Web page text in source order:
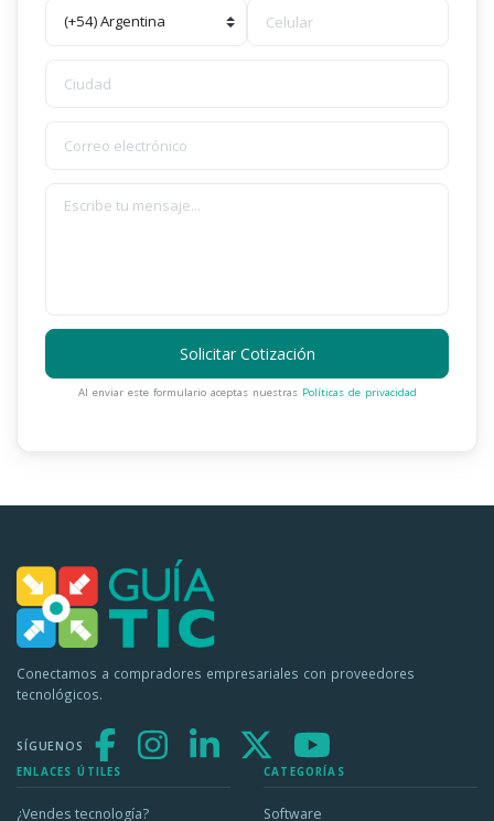
Al enviar este formulario aceptas nuestras Políticas de privacidad
Solicitar Cotización
Conectamos a compradores empresariales con proveedores
tecnológicos.
SÍGUENOS
ENLACES ÚTILES
¿Vendes tecnología?
CATEGORÍAS
Software